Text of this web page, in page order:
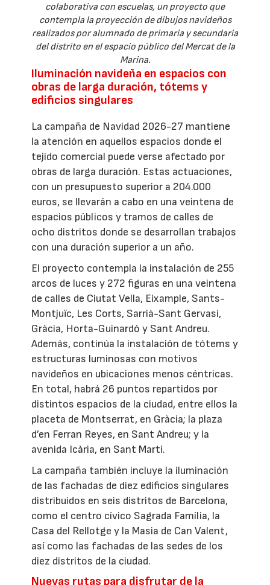
colaborativa con escuelas, un proyecto que
contempla la proyección de dibujos navideños
realizados por alumnado de primaria y secundaria
del distrito en el espacio público del Mercat de la
Marina.
Iluminación navideña en espacios con
obras de larga duración, tótems y
edificios singulares
La campaña de Navidad 2026-27 mantiene
la atención en aquellos espacios donde el
tejido comercial puede verse afectado por
obras de larga duración. Estas actuaciones,
con un presupuesto superior a 204.000
euros, se llevarán a cabo en una veintena de
espacios públicos y tramos de calles de
ocho distritos donde se desarrollan trabajos
con una duración superior a un año.
El proyecto contempla la instalación de 255
arcos de luces y 272 figuras en una veintena
de calles de Ciutat Vella, Eixample, Sants-
Montjuïc, Les Corts, Sarrià-Sant Gervasi,
Gràcia, Horta-Guinardó y Sant Andreu.
Además, continúa la instalación de tótems y
estructuras luminosas con motivos
navideños en ubicaciones menos céntricas.
En total, habrá 26 puntos repartidos por
distintos espacios de la ciudad, entre ellos la
placeta de Montserrat, en Gràcia; la plaza
d’en Ferran Reyes, en Sant Andreu; y la
avenida Icària, en Sant Martí.
La campaña también incluye la iluminación
de las fachadas de diez edificios singulares
distribuidos en seis distritos de Barcelona,
como el centro cívico Sagrada Família, la
Casa del Rellotge y la Masia de Can Valent,
así como las fachadas de las sedes de los
diez distritos de la ciudad.
Nuevas rutas para disfrutar de la